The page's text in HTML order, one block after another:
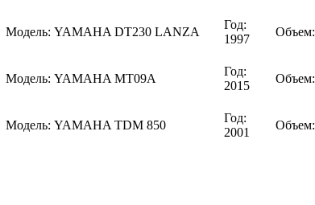
Модель: YAMAHA DT230 LANZA
Год:
1997
Объем:
Модель: YAMAHA MT09A
Год:
2015
Объем:
Модель: YAMAHA TDM 850
Год:
2001
Объем: